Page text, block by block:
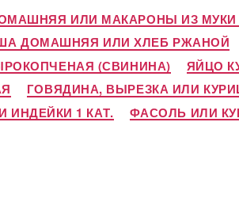
ИЛИ МАКАРОНЫ ИЗ МУКИ
ДОМАШНЯЯ ИЛИ ХЛЕБ РЖАНОЙ
(СВИНИНА) ЯЙЦО
ГОВЯДИНА, ВЫРЕЗКА ИЛИ
ИНДЕЙКИ 1 КАТ.
ФАСОЛЬ ИЛИ